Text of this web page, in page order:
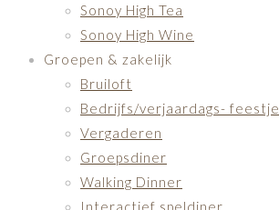
Sonoy High Tea
Sonoy High Wine
Groepen & zakelijk
Bruiloft
Bedrijfs/verjaardags- feestje
Vergaderen
Groepsdiner
Walking Dinner
Interactief speldiner